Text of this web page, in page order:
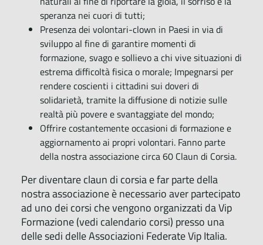
speranza nei cuori di tutti;
Presenza dei volontari-clown in Paesi in via di
sviluppo al fine di garantire momenti di
formazione, svago e sollievo a chi vive situazioni di
estrema difficoltà fisica o morale; Impegnarsi per
rendere coscienti i cittadini sui doveri di
solidarietà, tramite la diffusione di notizie sulle
realtà più povere e svantaggiate del mondo;
Offrire costantemente occasioni di formazione e
aggiornamento ai propri volontari. Fanno parte
della nostra associazione circa 60 Claun di Corsia.
Per diventare claun di corsia e far parte della
nostra associazione è necessario aver partecipato
ad uno dei corsi che vengono organizzati da Vip
Formazione (vedi calendario corsi) presso una
delle sedi delle Associazioni Federate Vip Italia.